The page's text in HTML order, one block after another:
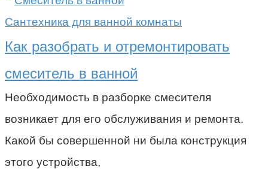
Сантехника для ванной комнаты
Как разобрать и отремонтировать
смеситель в ванной
Необходимость в разборке смесителя
возникает для его обслуживания и ремонта.
Какой бы совершенной ни была конструкция
этого устройства,